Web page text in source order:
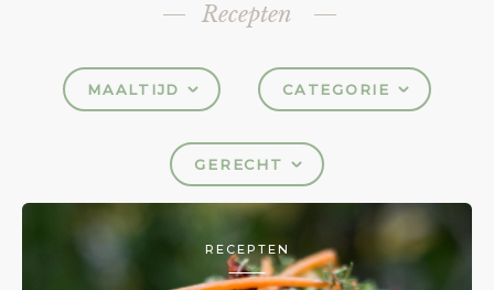
Recepten
MAALTIJD CATEGORIE
GERECHT
RECEPTEN